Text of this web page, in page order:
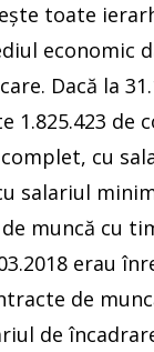
toate
economic
Dacă la
1.825.423 de
cu
salariul
muncă cu
erau
de
de